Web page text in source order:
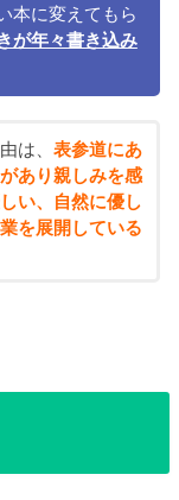
本に変えてもら
が年々書き込み
は、表参道にあ
あり親しみを感
い、自然に優し
を展開している